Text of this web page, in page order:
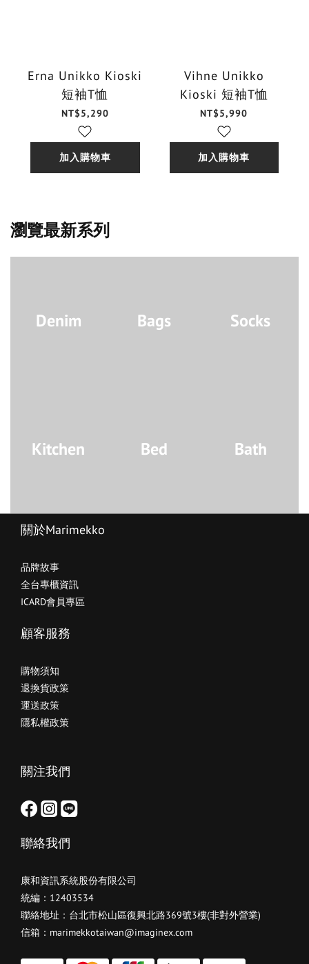
Erna Unikko Kioski
短袖T恤
NT$5,290
加入購物車
Vihne Unikko
Kioski 短袖T恤
NT$5,990
加入購物車
瀏覽最新系列
Denim Bags Socks
Kitchen Bed Bath
關於Marimekko
品牌故事
全台專櫃資訊
ICARD會員專區
顧客服務
購物須知
退換貨政策
運送政策
隱私權政策
關注我們
聯絡我們
康和資訊系統股份有限公司
統編：12403534
聯絡地址：台北市松山區復興北路369號3樓(非對外營業)
信箱：marimekkotaiwan@imaginex.com